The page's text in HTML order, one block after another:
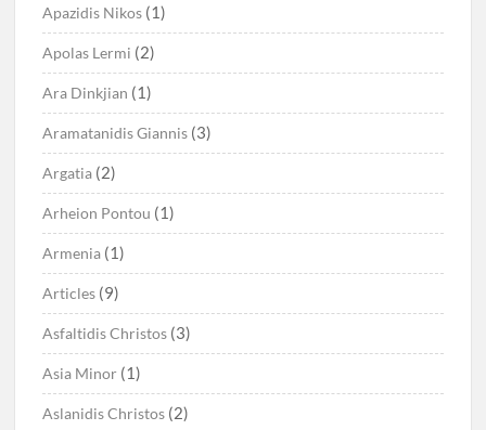
Apazidis Nikos (1)
Apolas Lermi (2)
Ara Dinkjian (1)
Aramatanidis Giannis (3)
Argatia (2)
Arheion Pontou (1)
Armenia (1)
Articles (9)
Asfaltidis Christos (3)
Asia Minor (1)
Aslanidis Christos (2)